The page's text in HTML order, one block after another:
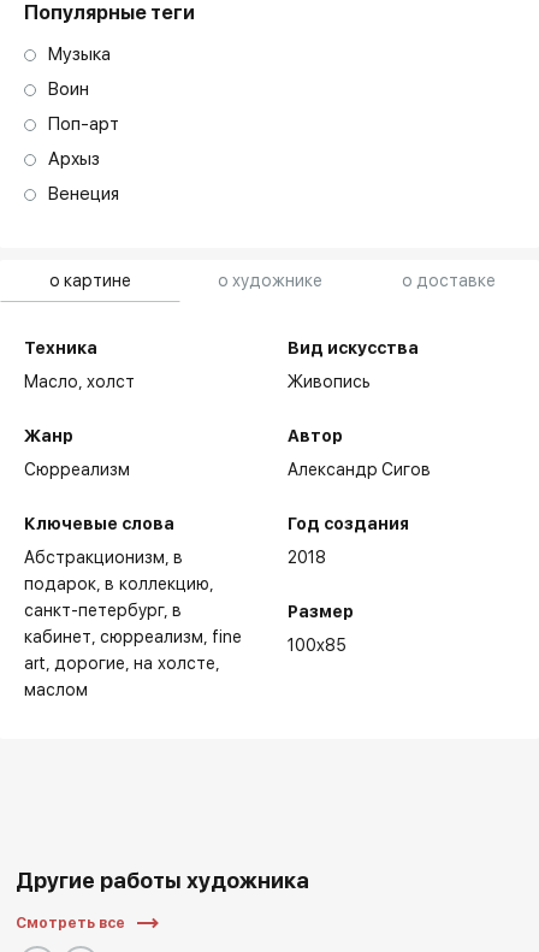
о картине о художнике о доставке
Техника
Масло,холст
Жанр
Сюрреализм
Ключевые слова
Абстракционизм в
подарок в коллекцию
санкт-петербург в
кабинет сюрреализм fine
art дорогие на холсте
маслом
Вид искусства
Живопись
Автор
Александр Сигов
Год создания
2018
Размер
100x85
Популярные теги
Музыка
Воин
Поп-арт
Архыз
Венеция
Другие работы художника
Смотреть все